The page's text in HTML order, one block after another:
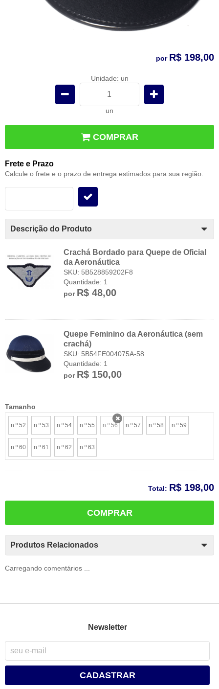
por R$ 198,00
Unidade: un
un
COMPRAR
Frete e Prazo
Calcule o frete e o prazo de entrega estimados para sua região:
Descrição do Produto
Crachá Bordado para Quepe de Oficial
da Aeronáutica
SKU: 5B528859202F8
Quantidade: 1
por R$ 48,00
Quepe Feminino da Aeronáutica (sem
crachá)
SKU: 5B54FE004075A-58
Quantidade: 1
por R$ 150,00
Tamanho
n.º 52 n.º 53 n.º 54 n.º 55 n.º 56
x n.º 57 n.º 58 n.º 59
n.º 60 n.º 61 n.º 62 n.º 63
Total: R$ 198,00
COMPRAR
Produtos Relacionados
Carregando comentários ...
Newsletter
CADASTRAR